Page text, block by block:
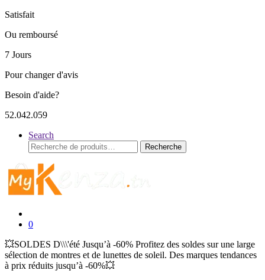
Satisfait
Ou remboursé
7 Jours
Pour changer d'avis
Besoin d'aide?
52.042.059
Search
Recherche
pour :
Recherche
0
💥SOLDES D\\\'été Jusqu’à -60% Profitez des soldes sur une large
sélection de montres et de lunettes de soleil. Des marques tendances
à prix réduits jusqu’à -60%💥